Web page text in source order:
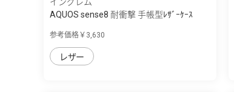
AQUOS sense8 耐衝撃 手帳型ﾚｻﾞｰｹｰｽ
参考価格￥3,630
レザー